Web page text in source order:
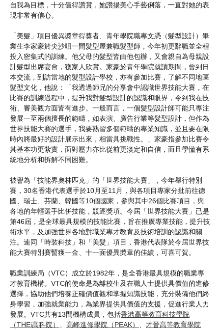
自我為目標，十分值得讚賞，她讚揚美心手藝俐落，一直對她的表
現非常有信心。
「美髮」項目優異奬章得獎者、青年學院職專文憑（髮型設計）畢
業生李家豪於尖沙咀一間髮型屋兼職髮型師，今年初更辭職並全程
投入密集式的訓練。他父母的髮型皆由他包辦，又會親自為母親設
計髮型出席宴會，獲家人欣賞。家豪於青年學院就讀期間，曾到日
本交流，到訪當地的髮型設計學校，亦有參加比賽，了解不同地區
髮型文化，他說：「我透過師兄的分享會中認識世界技能大賽，在
比賽的訓練過程中，提升我對髮型設計的認識和眼界，令到我在技
術、審美觀方面皆有進步。一般而言，一個髮型設計師可能只專注
發展一至兩個擅長的範疇，如表演、廣告行業等髮型設計，但作為
世界技能大賽的選手，我要熟習多個範疇的專業知識，並且要在限
時內將最好的設計展示出來，相當具挑戰性。」家豪指參加比賽令
其基本功更紮實，面對壓力亦比從前更淡定和自信，而且學懂有系
統地分析和拆解不同困難。
被譽為「技能界奧林匹克」的「世界技能大賽」，今年舉行特別
賽，30名香港代表選手於10月至11月，與各項目專家分批前往德
國、瑞士、芬蘭、韓國等10個國家，參與其中26個比賽項目，與
各地的年輕選手比併技能，競逐獎項。今屆「世界技能大賽」已是
第46屆，是全球最具規模的技能比賽，旨在推廣專業技能，提升技
術水平，及加強世界各地對職業專才教育及技術培訓的認識和關
注。連同「時裝科技」和「美髮」項目，香港代表隊於今屆世界技
能大賽特別賽暫獲一金、十一面優異奬章的佳績，可喜可賀。
職業訓練局（VTC）成立於1982年，是全香港最具規模的職業專
才教育機構。VTC的使命是為離校生及在職人士提供具價值的進修
選擇，協助他們培養正確價值觀和掌握知識技能，充分裝備他們終
身學習，加強就業能力，為業界提供具價值的支援，促進行業人力
發展。VTC共有13間機構成員，包括香港高等教育科技學院
（THEi高科院）
高峰進修學院（PEAK）
才晉高等教育學院